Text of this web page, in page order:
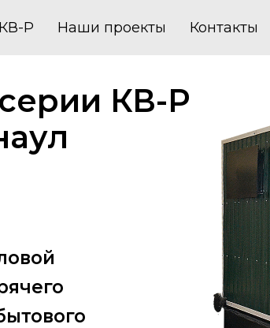
Р Наши проекты Контакты
КВ-Р